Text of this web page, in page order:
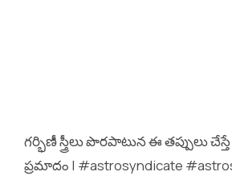
గర్భిణీ స్త్రీలు పొరపాటున ఈ తప్పులు
ప్రమాదం | #astrosyndicate